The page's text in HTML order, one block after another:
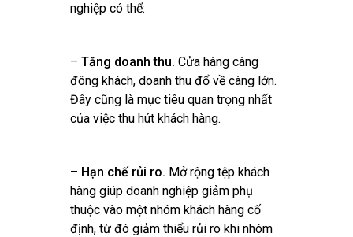
nghiệp có thể:
– Tăng doanh thu. Cửa hàng càng
đông khách, doanh thu đổ về càng lớn.
Đây cũng là mục tiêu quan trọng nhất
của việc thu hút khách hàng.
– Hạn chế rủi ro. Mở rộng tệp khách
hàng giúp doanh nghiệp giảm phụ
thuộc vào một nhóm khách hàng cố
định, từ đó giảm thiểu rủi ro khi nhóm